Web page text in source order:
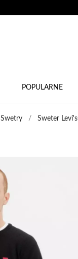
POPULARNE
Swetry Sweter